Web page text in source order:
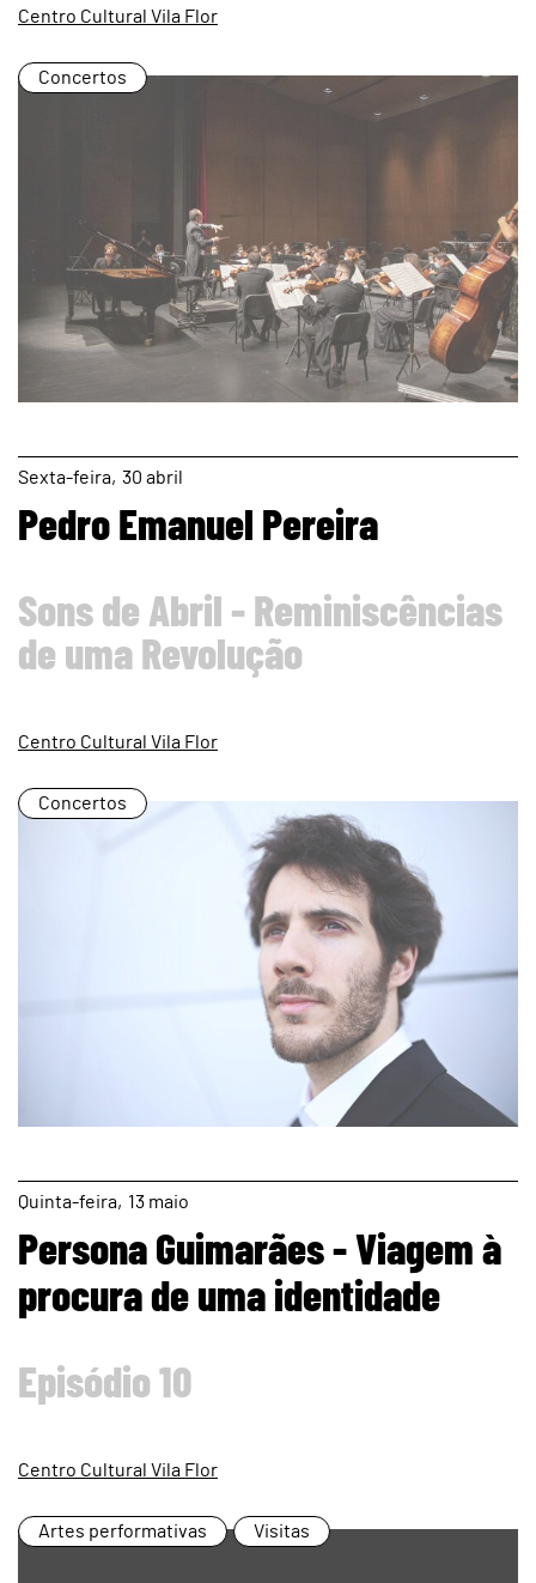
Centro Cultural Vila Flor
Concertos
page
30 abril
Sexta
Pedro Emanuel Pereira
Sons de Abril - Reminiscências
de uma Revolução
Centro Cultural Vila Flor
Concertos
page
13 maio
Quinta
Persona Guimarães - Viagem à
procura de uma identidade
Episódio 10
Centro Cultural Vila Flor
Artes performativas Visitas